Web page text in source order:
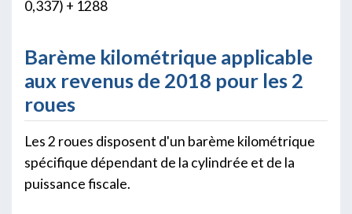
0,337) + 1288
Barème kilométrique applicable
aux revenus de 2018 pour les 2
roues
Les 2 roues disposent d'un barème kilométrique
spécifique dépendant de la cylindrée et de la
puissance fiscale.